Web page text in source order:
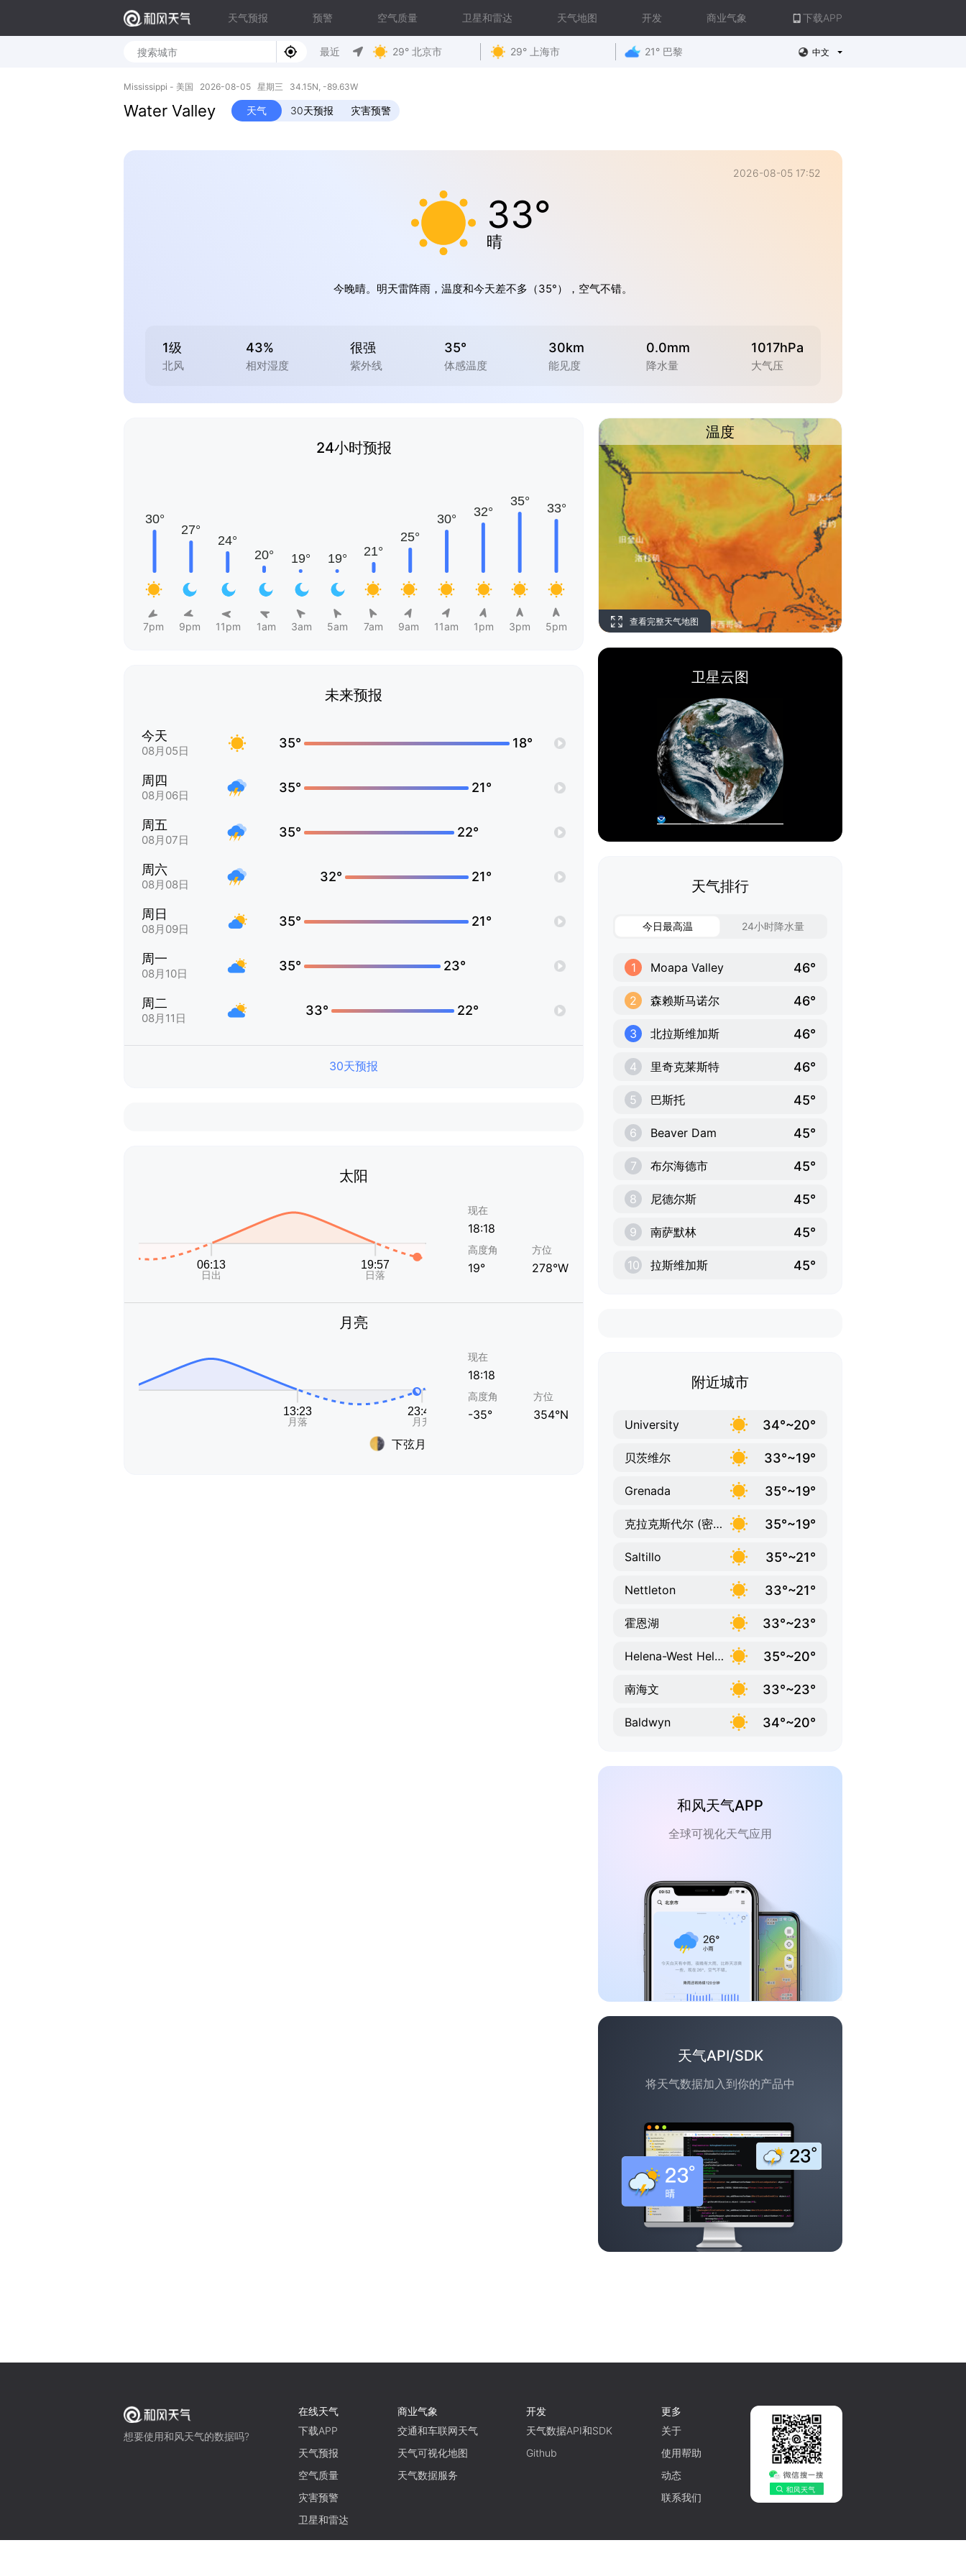
天气预报 预警 空气质量 卫星和雷达 天气地图 开发 商业气象 下载APP
最近 29° 北京市 29° 上海市 21° 巴黎 中文
Mississippi - 美国 2026-08-05 星期三 34.15N, -89.63W
Water Valley 天气 30天预报 灾害预警
2026-08-05 17:52
33°
晴
今晚晴。明天雷阵雨，温度和今天差不多（35°），空气不错。
1级
北风
43%
相对湿度
很强
紫外线
35°
体感温度
30km
能见度
0.0mm
降水量
1017hPa
大气压
24小时预报
7pm 9pm 11pm 1am 3am 5am 7am 9am 11am 1pm 3pm 5pm
未来预报
今天
08月05日
35° 18°
周四
08月06日
35° 21°
周五
08月07日
35° 22°
周六
08月08日
32° 21°
周日
08月09日
35° 21°
周一
08月10日
35° 23°
周二
08月11日
33° 22°
30天预报
太阳
现在
18:18
高度角
19°
方位
278°W
月亮
下弦月
现在
18:18
高度角
-35°
方位
354°N
温度
查看完整天气地图
卫星云图
天气排行
今日最高温 24小时降水量
1 Moapa Valley 46°
2 森赖斯马诺尔 46°
3 北拉斯维加斯 46°
4 里奇克莱斯特 46°
5 巴斯托 45°
6 Beaver Dam 45°
7 布尔海德市 45°
8 尼德尔斯 45°
9 南萨默林 45°
10 拉斯维加斯 45°
附近城市
University 34°~20°
贝茨维尔 33°~19°
Grenada 35°~19°
克拉克斯代尔 (密西西比州) 35°~19°
Saltillo 35°~21°
Nettleton 33°~21°
霍恩湖 33°~23°
Helena-West Helena 35°~20°
南海文 33°~23°
Baldwyn 34°~20°
和风天气APP
全球可视化天气应用
天气API/SDK
将天气数据加入到你的产品中
想要使用和风天气的数据吗?
在线天气
下载APP
天气预报
空气质量
灾害预警
卫星和雷达
商业气象
交通和车联网天气
天气可视化地图
天气数据服务
开发
天气数据API和SDK
Github
更多
关于
使用帮助
动态
联系我们